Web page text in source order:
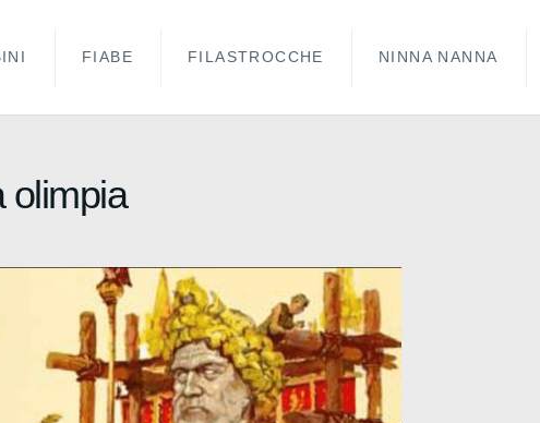
FIABE FILASTROCCHE NINNA NANNA
olimpia